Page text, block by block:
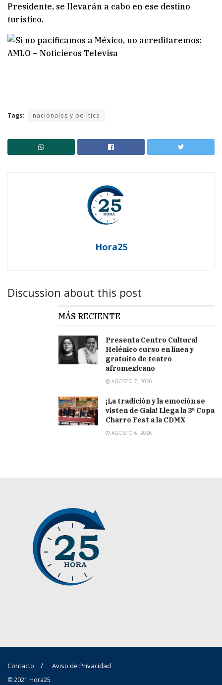
Presidente, se llevarán a cabo en ese destino
turístico.
Tags: nacionales y política
Hora25
Discussion about this post
MÁS RECIENTE
Presenta Centro Cultural
Helénico curso en línea y
gratuito de teatro
afromexicano
AGOSTO 7, 2026
¡La tradición y la emoción se
visten de Gala! Llega la 3ª Copa
Charro Fest a la CDMX
AGOSTO 6, 2026
Contacto Aviso de Privacidad
© 2021 Hora25